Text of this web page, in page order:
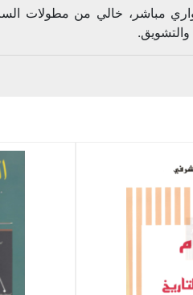
مباشر، خالي من مطولات